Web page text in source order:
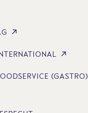
(GASTRO)